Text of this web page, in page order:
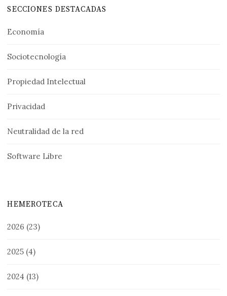
SECCIONES DESTACADAS
Economía
Sociotecnología
Propiedad Intelectual
Privacidad
Neutralidad de la red
Software Libre
HEMEROTECA
2026 (23)
2025 (4)
2024 (13)